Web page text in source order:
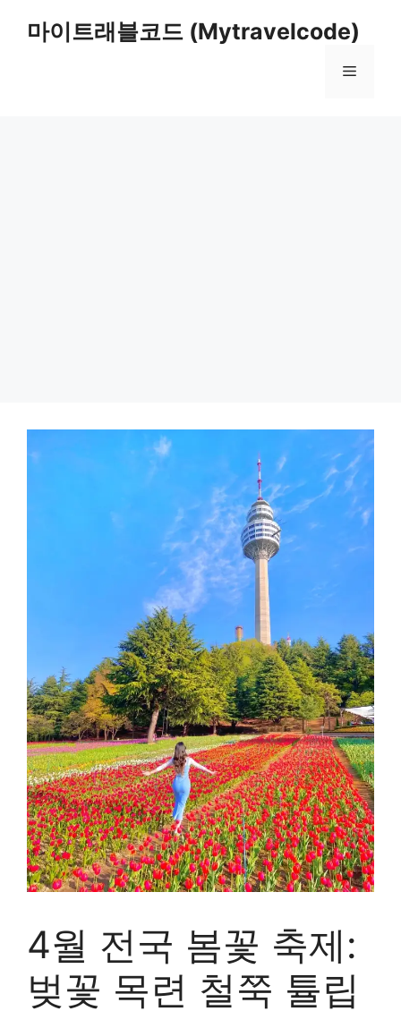
마이트래블코드 (Mytravelcode)
메
4월 전국 봄꽃 축제:
벚꽃 목련 철쭉 튤립